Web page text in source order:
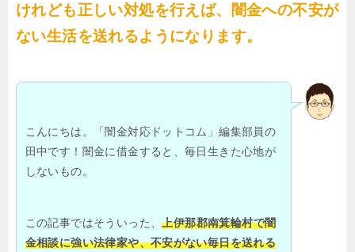
けれども正しい対処を行えば、闇金への不安が
ない生活を送れるようになります。
こんにちは。「闇金対応ドットコム」編集部員の
田中です！闇金に借金すると、毎日生きた心地が
しないもの。
この記事ではそういった、上伊那郡南箕輪村で闇
金相談に強い法律家や、不安がない毎日を送れる